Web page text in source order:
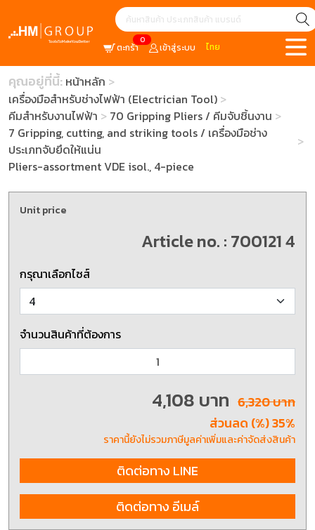
0
ตะกร้า เข้าสู่ระบบ ไทย
คุณอยู่ที่นี้: หน้าหลัก
เครื่องมือสำหรับช่างไฟฟ้า (Electrician Tool)
คีมสำหรับงานไฟฟ้า
70 Gripping Pliers / คีมจับชิ้นงาน
7 Gripping, cutting, and striking tools / เครื่องมือช่าง
ประเภทจับยึดให้แน่น
Pliers-assortment VDE isol., 4-piece
Unit price
Article no. : 700121 4
กรุณาเลือกไซส์
จำนวนสินค้าที่ต้องการ
4,108 บาท 6,320 บาท
ส่วนลด (%) 35%
ราคานี้ยังไม่รวมภาษีมูลค่าเพิ่มและค่าจัดส่งสินค้า
ติดต่อทาง LINE
ติดต่อทาง อีเมล์